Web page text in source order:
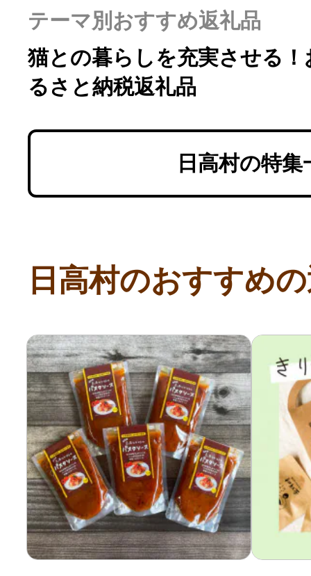
はじめるバイブルとは
よくあるご質問
テーマ別おすすめ返礼品
猫との暮らしを充実させる
るさと納税返礼品
日高村の特集
日高村のおすすめ